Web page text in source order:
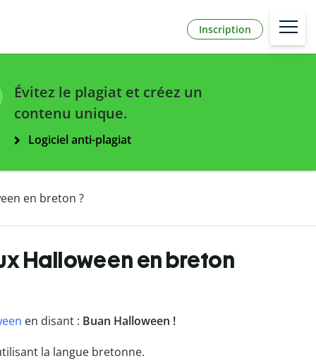
Inscription
Évitez le plagiat et créez un
contenu unique.
Logiciel anti-plagiat
en breton ?
Halloween en breton
en disant : Buan Halloween !
la langue bretonne.